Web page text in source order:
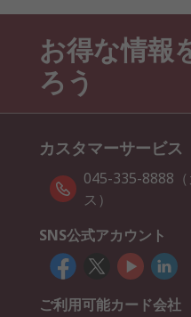
お得な情報
ろう
カスタマーサービス
045-335-8888
ス）
SNS公式アカウント
ご利用可能カード会社